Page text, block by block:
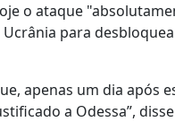
o ataque
Ucrânia para
apenas um dia após
a Odessa”,